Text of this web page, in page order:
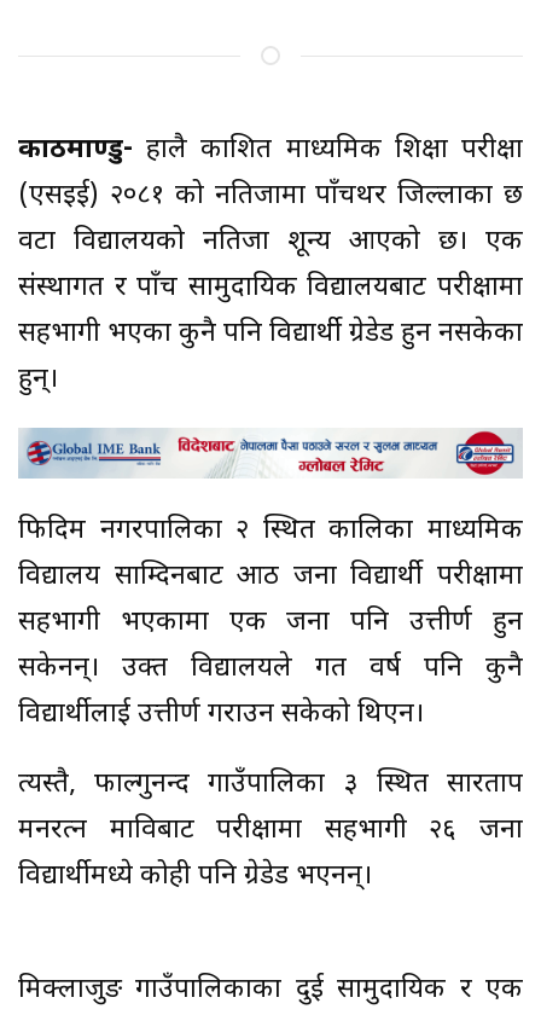
काठमाण्डु-हालै प्रकाशित माध्यमिक शिक्षा परीक्षा
(एसइई) २०८१ को नतिजामा पाँचथर जिल्लाका छ
वटा विद्यालयको नतिजा शून्य आएको छ। एक
संस्थागत र पाँच सामुदायिक विद्यालयबाट परीक्षामा
सहभागी भएका कुनै पनि विद्यार्थी ग्रेडेड हुन नसकेका
हुन्।
फिदिम नगरपालिका २ स्थित कालिका माध्यमिक
विद्यालय साम्दिनबाट आठ जना विद्यार्थी परीक्षामा
सहभागी भएकामा एक जना पनि उत्तीर्ण हुन
सकेनन्। उक्त विद्यालयले गत वर्ष पनि कुनै
विद्यार्थीलाई उत्तीर्ण गराउन सकेको थिएन।
त्यस्तै, फाल्गुनन्द गाउँपालिका ३ स्थित सारताप
मनरत्न माविबाट परीक्षामा सहभागी २६ जना
विद्यार्थीमध्ये कोही पनि ग्रेडेड भएनन्।
मिक्लाजुङ गाउँपालिकाका दुई सामुदायिक र एक